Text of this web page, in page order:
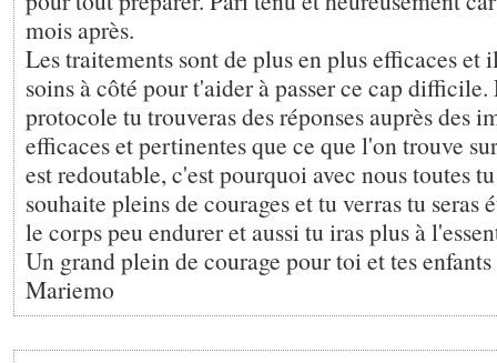
mois après.
Les traitements sont de plus en plus efficaces et
soins à côté pour t'aider à passer ce cap
protocole tu trouveras des réponses auprès des
efficaces et pertinentes que ce que l'on trouve
est redoutable, c'est pourquoi avec nous toutes
souhaite pleins de courages et tu verras tu seras
le corps peu endurer et aussi tu iras plus à
Un grand plein de courage pour toi et tes enfants
Mariemo